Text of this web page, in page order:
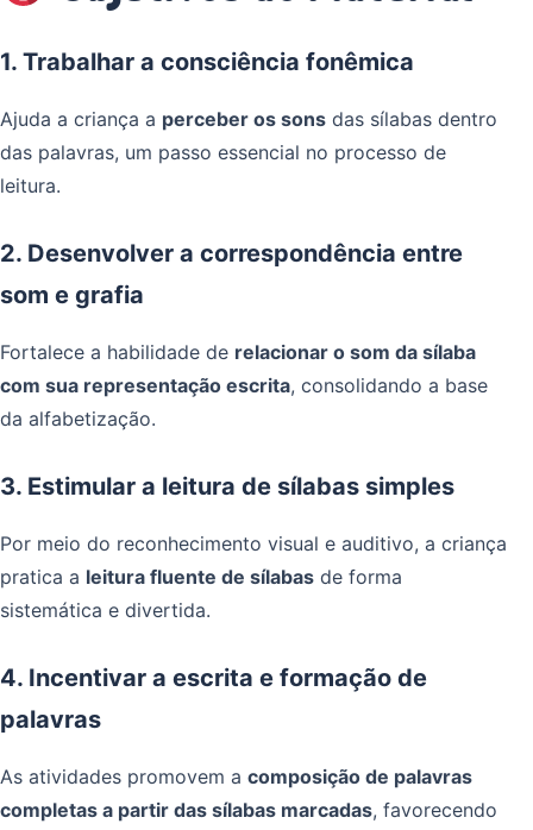
1. Trabalhar a consciência fonêmica
Ajuda a criança a perceber os sons das sílabas dentro
das palavras, um passo essencial no processo de
leitura.
2. Desenvolver a correspondência entre
som e grafia
Fortalece a habilidade de relacionar o som da sílaba
com sua representação escrita, consolidando a base
da alfabetização.
3. Estimular a leitura de sílabas simples
Por meio do reconhecimento visual e auditivo, a criança
pratica a leitura fluente de sílabas de forma
sistemática e divertida.
4. Incentivar a escrita e formação de
palavras
As atividades promovem a composição de palavras
completas a partir das sílabas marcadas, favorecendo